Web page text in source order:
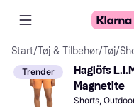
Start/Tøj & Tilbehør/Tøj/
Trender
Haglöfs
Magnetite
Shorts,